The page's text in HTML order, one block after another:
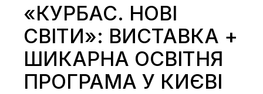
«КУРБАС. НОВІ
СВІТИ»: ВИСТАВКА +
ШИКАРНА ОСВІТНЯ
ПРОГРАМА У КИЄВІ